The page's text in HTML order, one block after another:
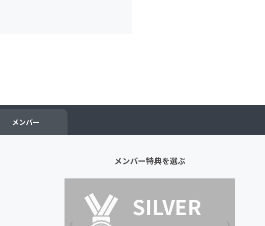
メンバー
メンバー特典を選ぶ